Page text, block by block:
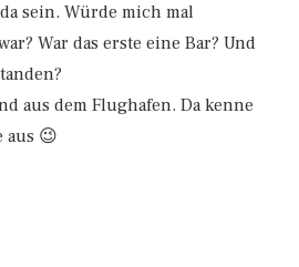
sein. Würde mich mal
War das erste eine Bar? Und
aus dem Flughafen. Da kenne
😉